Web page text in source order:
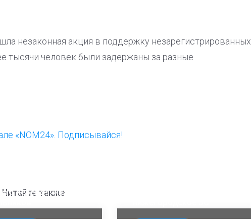
незаконная акция в поддержку незарегистрированных
тысячи человек были задержаны за разные
«NOM24». Подписывайся!
Читайте также
перевозчика для